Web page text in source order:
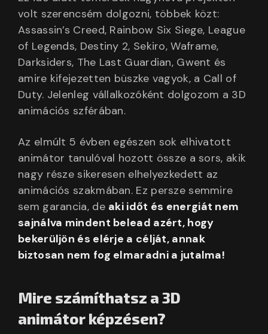
volt szerencsém dolgozni, többek közt:
Assassin’s Creed, Rainbow Six Siege, League
of Legends, Destiny 2, Sekiro, Waframe,
Darksiders, The Last Guardian, Gwent és
amire kifejezetten büszke vagyok, a Call of
Duty. Jelenleg vállalkozóként dolgozom a 3D
animációs szférában.
Az elmúlt 5 évben egészen sok elhivatott
animátor tanulóval hozott össze a sors, akik
nagy része sikeresen elhelyezkedett az
animációs szakmában. Ez persze semmire
sem garancia, de aki időt és energiát nem
sajnálva mindent belead azért, hogy
bekerüljön és elérje a célját, annak
biztosan nem fog elmaradni a jutalma!
Mire számíthatsz a 3D
animátor képzésen?